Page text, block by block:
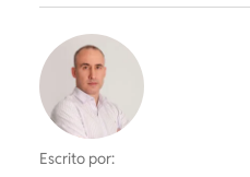
Escrito por: